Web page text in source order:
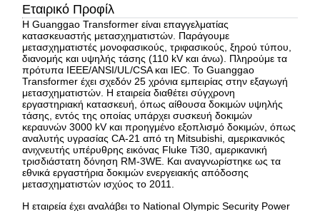
Εταιρικό Προφίλ
Η Guanggao Transformer είναι επαγγελματίας
κατασκευαστής μετασχηματιστών. Παράγουμε
μετασχηματιστές μονοφασικούς, τριφασικούς, ξηρού τύπου,
διανομής και υψηλής τάσης (110 kV και άνω). Πληρούμε τα
πρότυπα IEEE/ANSI/UL/CSA και IEC. Το Guanggao
Transformer έχει σχεδόν 25 χρόνια εμπειρίας στην εξαγωγή
μετασχηματιστών. Η εταιρεία διαθέτει σύγχρονη
εργαστηριακή κατασκευή, όπως αίθουσα δοκιμών υψηλής
τάσης, εντός της οποίας υπάρχει συσκευή δοκιμών
κεραυνών 3000 kV και προηγμένο εξοπλισμό δοκιμών, όπως
αναλυτής υγρασίας CA-21 από τη Mitsubishi, αμερικανικός
ανιχνευτής υπέρυθρης εικόνας Fluke Ti30, αμερικανική
τρισδιάστατη δόνηση RM-3WE. Και αναγνωρίστηκε ως τα
εθνικά εργαστήρια δοκιμών ενεργειακής απόδοσης
μετασχηματιστών ισχύος το 2011.
Η εταιρεία έχει αναλάβει το National Olympic Security Power